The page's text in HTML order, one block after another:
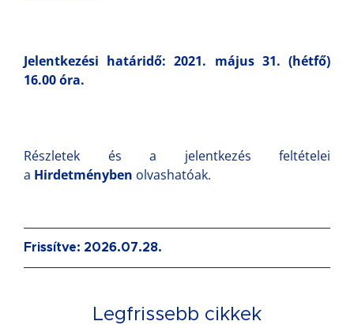
Jelentkezési határidő: 2021. május 31. (hétfő)
16.00 óra.
Részletek és a jelentkezés feltételei
a Hirdetményben olvashatóak.
Frissítve: 2026.07.28.
Legfrissebb cikkek